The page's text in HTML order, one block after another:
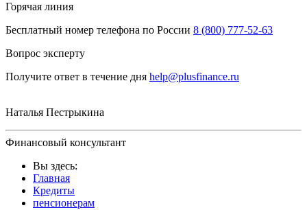
Горячая линия
Бесплатный номер телефона по России 8 (800) 777-52-63
Вопрос эксперту
Получите ответ в течение дня help@plusfinance.ru
Наталья Пестрыкина
Финансовый консультант
Вы здесь:
Главная
Кредиты
пенсионерам